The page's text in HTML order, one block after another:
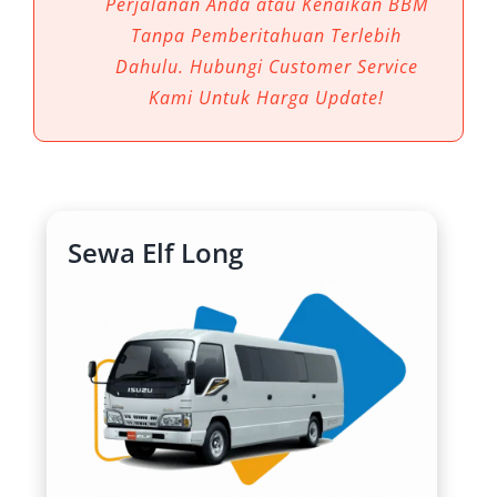
Elf Banjarmasin menjadi solusi transportasi
yang paling efisien dan dibutuhkan. Armada Elf
menawarkan kapasitas besar, kenyamanan
menunjang mobilitas di kota ini.
Keunggulan utama dari rental Elf Banjarmasin
adalah kapasitas tempat duduk yang mampu
menampung 11–20 orang, tergantung tipe
Short atau Long. Mobil ini ideal untuk
perjalanan rombongan seperti outing
perusahaan, kunjungan keluarga besar, hingga
ziarah. Dibandingkan menyewa beberapa unit
mobil kecil, menggunakan satu unit Elf jauh
Tanpa Pemberitahuan Terlebih
Dahulu. Hubungi Customer Service
Kami Untuk Harga Update!
Sewa Elf Long